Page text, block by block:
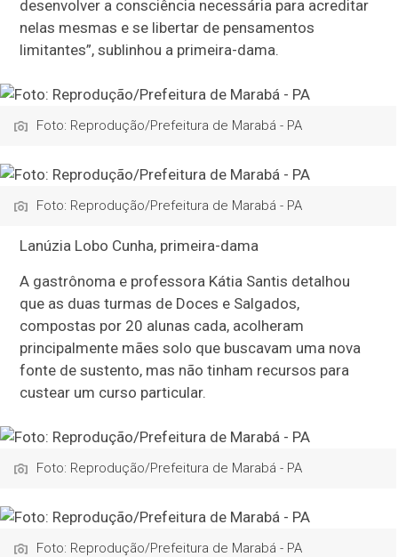
desenvolver a consciência necessária para acreditar
nelas mesmas e se libertar de pensamentos
limitantes”, sublinhou a primeira-dama.
Foto: Reprodução/Prefeitura de Marabá - PA
Foto: Reprodução/Prefeitura de Marabá - PA
Lanúzia Lobo Cunha, primeira-dama
A gastrônoma e professora Kátia Santis detalhou
que as duas turmas de Doces e Salgados,
compostas por 20 alunas cada, acolheram
principalmente mães solo que buscavam uma nova
fonte de sustento, mas não tinham recursos para
custear um curso particular.
Foto: Reprodução/Prefeitura de Marabá - PA
Foto: Reprodução/Prefeitura de Marabá - PA